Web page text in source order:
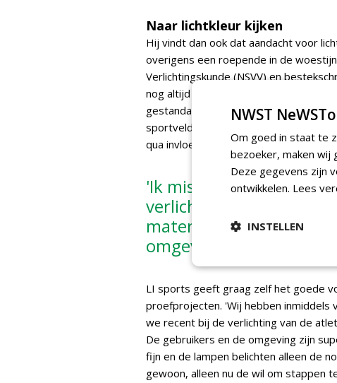
Naar lichtkleur kijken
Hij vindt dan ook dat aandacht voor
overigens een roepende in de
Verlichtingskunde (NSVV) en
nog altijd de keuze op de koude
gestandaardiseerd. Ik mis in onze
sportvelden, niet alleen qua
qua invloed van zo'n lichtinstallatie op
'Ik mis in onze markt de
verlichting van
materiaalgebruik, maar
omgeving en flora en
LI sports geeft graag zelf het goede
proefprojecten. 'Wij hebben inmiddels
we recent bij de verlichting van de
De gebruikers en de omgeving zijn
fijn en de lampen belichten alleen de
gewoon, alleen nu de wil om stappen
NWST
Om goed in staat te
bezoeker, maken wij
Deze gegevens zijn
ontwikkelen. Lees
INSTELLEN